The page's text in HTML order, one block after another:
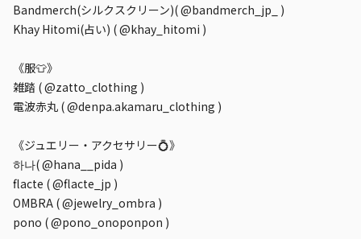
Bandmerch(シルクスクリーン)( @bandmerch_jp_ )
Khay Hitomi(占い) ( @khay_hitomi )
《服👕》
雑踏 ( @zatto_clothing )
電波赤丸 ( @denpa.akamaru_clothing )
《ジュエリー・アクセサリー💍》
하나( @hana__pida )
flacte ( @flacte_jp )
OMBRA ( @jewelry_ombra )
pono ( @pono_onoponpon )